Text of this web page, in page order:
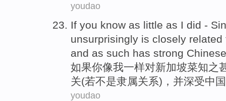
youdao
If you know as little as I did -
unsurprisingly is closely related
and as such has strong Chinese
如果你像我一样对新加坡菜知之
关(若不是隶属关系)， 并深受中国
youdao